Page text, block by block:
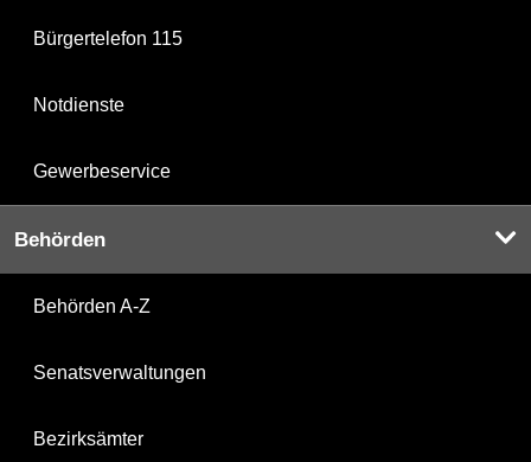
Bürgertelefon 115
Notdienste
Gewerbeservice
Behörden
Behörden A-Z
Senatsverwaltungen
Bezirksämter